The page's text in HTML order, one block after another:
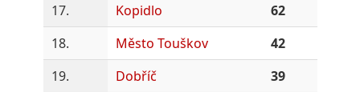
17.
Kopidlo
62
18.
Město Touškov
42
19.
Dobříč
39